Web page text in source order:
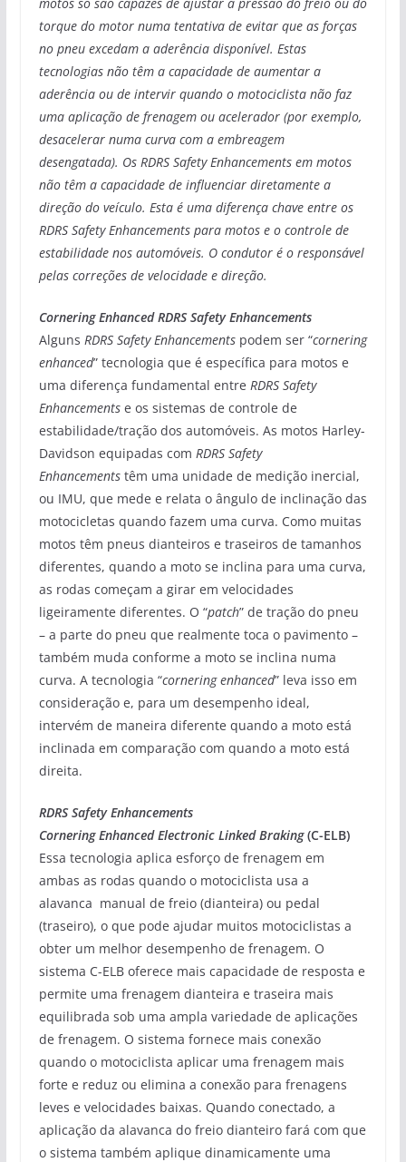
torque do motor numa tentativa de evitar que as forças
no pneu excedam a aderência disponível. Estas
tecnologias não têm a capacidade de aumentar a
aderência ou de intervir quando o motociclista não faz
uma aplicação de frenagem ou acelerador (por exemplo,
desacelerar numa curva com a embreagem
desengatada). Os RDRS Safety Enhancements em motos
não têm a capacidade de influenciar diretamente a
direção do veículo. Esta é uma diferença chave entre os
RDRS Safety Enhancements para motos e o controle de
estabilidade nos automóveis. O condutor é o responsável
pelas correções de velocidade e direção.
Cornering Enhanced RDRS Safety Enhancements
Alguns RDRS Safety Enhancementspodem ser “cornering
enhanced” tecnologia que é específica para motos e
uma diferença fundamental entre RDRS Safety
Enhancementse os sistemas de controle de
estabilidade/tração dos automóveis. As motos Harley-
Davidson equipadas com RDRS Safety
Enhancementstêm uma unidade de medição inercial,
ou IMU, que mede e relata o ângulo de inclinação das
motocicletas quando fazem uma curva. Como muitas
motos têm pneus dianteiros e traseiros de tamanhos
diferentes, quando a moto se inclina para uma curva,
as rodas começam a girar em velocidades
ligeiramente diferentes. O “patch” de tração do pneu
– a parte do pneu que realmente toca o pavimento –
também muda conforme a moto se inclina numa
curva. A tecnologia “cornering enhanced” leva isso em
consideração e, para um desempenho ideal,
intervém de maneira diferente quando a moto está
inclinada em comparação com quando a moto está
direita.
RDRS Safety Enhancements
Cornering Enhanced Electronic Linked Braking(C-ELB)
Essa tecnologia aplica esforço de frenagem em
ambas as rodas quando o motociclista usa a
alavanca manual de freio (dianteira) ou pedal
(traseiro), o que pode ajudar muitos motociclistas a
obter um melhor desempenho de frenagem. O
sistema C-ELB oferece mais capacidade de resposta e
permite uma frenagem dianteira e traseira mais
equilibrada sob uma ampla variedade de aplicações
de frenagem. O sistema fornece mais conexão
quando o motociclista aplicar uma frenagem mais
forte e reduz ou elimina a conexão para frenagens
leves e velocidades baixas. Quando conectado, a
aplicação da alavanca do freio dianteiro fará com que
o sistema também aplique dinamicamente uma